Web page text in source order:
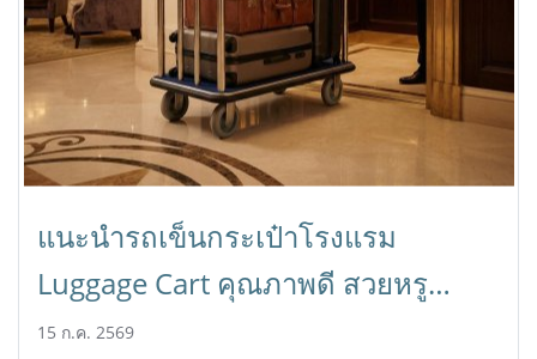
แนะนำรถเข็นกระเป๋าโรงแรม
Luggage Cart คุณภาพดี สวยหรู
ทนทาน
15 ก.ค. 2569